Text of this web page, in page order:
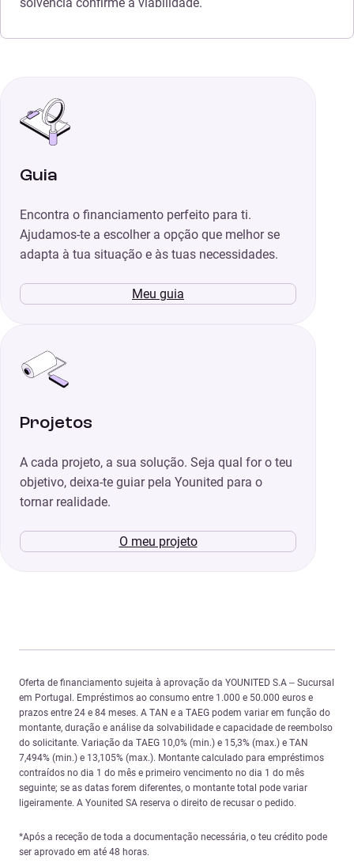
Guia
Encontra o financiamento perfeito para ti.
Ajudamos-te a escolher a opção que melhor se
adapta à tua situação e às tuas necessidades.
Meu guia
Projetos
A cada projeto, a sua solução. Seja qual for o teu
objetivo, deixa-te guiar pela Younited para o
tornar realidade.
O meu projeto
Oferta de financiamento sujeita à aprovação da YOUNITED S.A – Sucursal
em Portugal. Empréstimos ao consumo entre 1.000 e 50.000 euros e
prazos entre 24 e 84 meses. A TAN e a TAEG podem variar em função do
montante, duração e análise da solvabilidade e capacidade de reembolso
do solicitante. Variação da TAEG 10,0% (min.) e 15,3% (max.) e TAN
7,494% (min.) e 13,105% (max.). Montante calculado para empréstimos
contraídos no dia 1 do mês e primeiro vencimento no dia 1 do mês
seguinte; se as datas forem diferentes, o montante total pode variar
ligeiramente. A Younited SA reserva o direito de recusar o pedido.
*Após a receção de toda a documentação necessária, o teu crédito pode
ser aprovado em até 48 horas.